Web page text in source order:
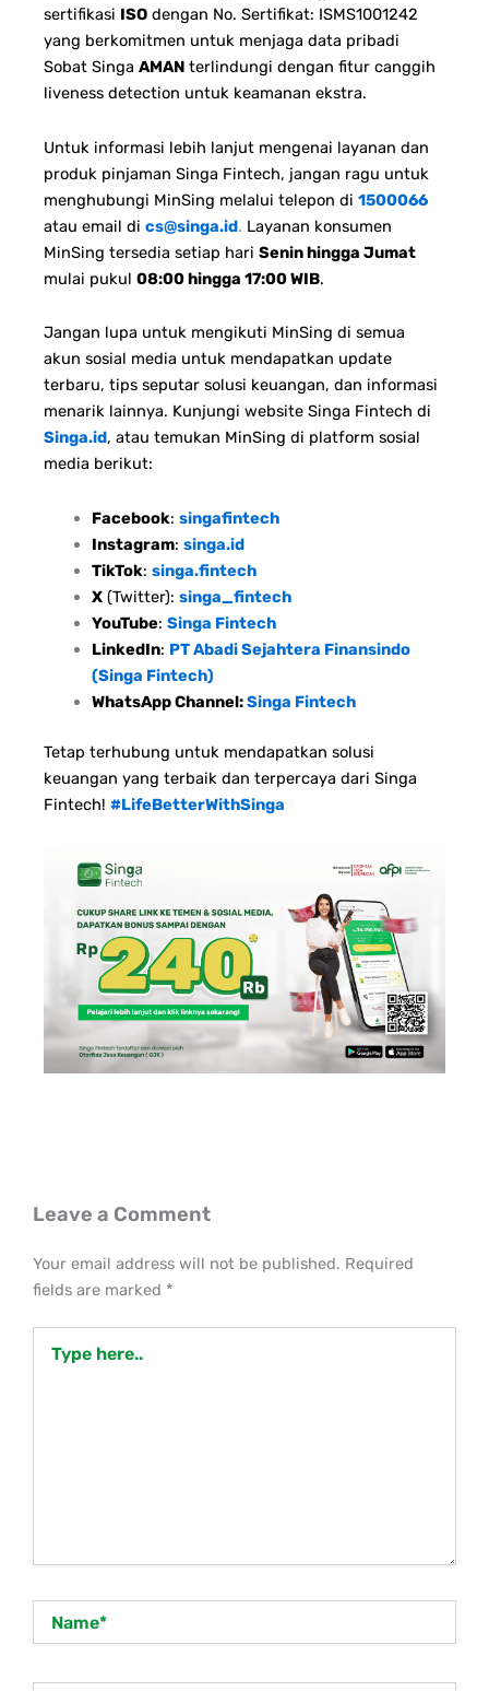
sertifikasi ISO dengan No. Sertifikat: ISMS1001242
yang berkomitmen untuk menjaga data pribadi
Sobat Singa AMAN terlindungi dengan fitur canggih
liveness detection untuk keamanan ekstra.
Untuk informasi lebih lanjut mengenai layanan dan
produk pinjaman Singa Fintech, jangan ragu untuk
menghubungi MinSing melalui telepon di 1500066
atau email di cs@singa.id. Layanan konsumen
MinSing tersedia setiap hari Senin hingga Jumat
mulai pukul 08:00 hingga 17:00 WIB.
Jangan lupa untuk mengikuti MinSing di semua
akun sosial media untuk mendapatkan update
terbaru, tips seputar solusi keuangan, dan informasi
menarik lainnya. Kunjungi website Singa Fintech di
Singa.id, atau temukan MinSing di platform sosial
media berikut:
Facebook: singafintech
Instagram: singa.id
TikTok: singa.fintech
X(Twitter): singa_fintech
YouTube: Singa Fintech
LinkedIn: PT Abadi Sejahtera Finansindo
(Singa Fintech)
WhatsApp Channel:Singa Fintech
Tetap terhubung untuk mendapatkan solusi
keuangan yang terbaik dan terpercaya dari Singa
Fintech! #LifeBetterWithSinga
Leave a Comment
Your email address will not be published. Required
fields are marked *
here..